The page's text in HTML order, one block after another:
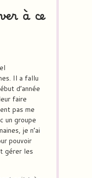
à ce
Il a fallu
d’année
faire
pas me
un groupe
je n’ai
pouvoir
gérer les